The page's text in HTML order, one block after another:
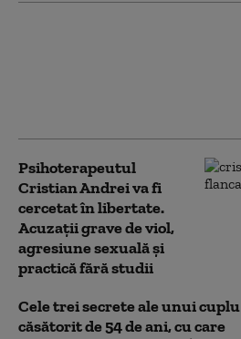
Psihoterapeutul
Cristian Andrei va fi
cercetat în libertate.
Acuzații grave de viol,
agresiune sexuală și
practică fără studii
Cele trei secrete ale unui cuplu
căsătorit de 54 de ani, cu care